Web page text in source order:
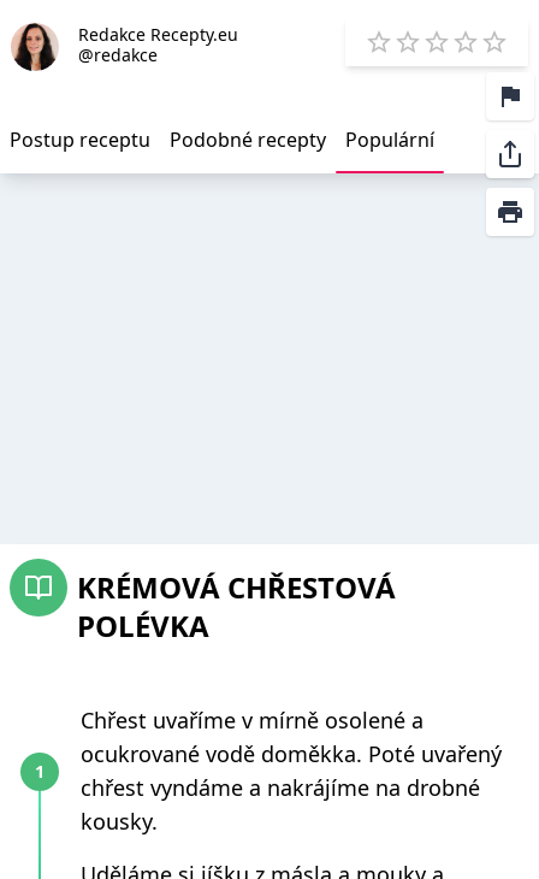
Redakce Recepty.eu
@redakce
1 Star
2 Stars
3 Stars
4 5
Postup receptu Podobné recepty Populární
KRÉMOVÁ CHŘESTOVÁ
POLÉVKA
Chřest uvaříme v mírně osolené a
ocukrované vodě doměkka. Poté uvařený
chřest vyndáme a nakrájíme na drobné
kousky.